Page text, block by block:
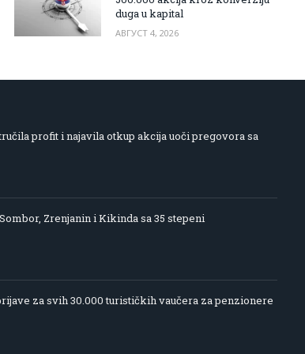
duga u kapital
АВГУСТ 4, 2026
profit i najavila otkup akcija uoči pregovora sa
Zrenjanin i Kikinda sa 35 stepeni
za svih 30.000 turističkih vaučera za penzionere